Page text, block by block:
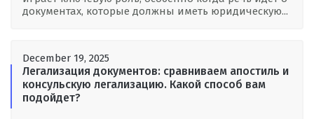
документах, которые должны иметь юридическую...
December 19, 2025
Легализация документов: сравниваем апостиль и
консульскую легализацию. Какой способ вам
подойдет?